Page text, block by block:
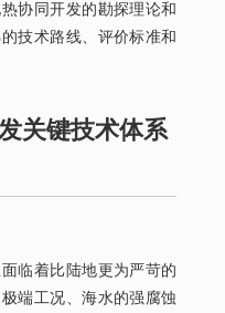
协同开发的勘探理论和
技术路线、评价标准和
关键技术体系
临着比陆地更为严苛的
端工况、海水的强腐蚀